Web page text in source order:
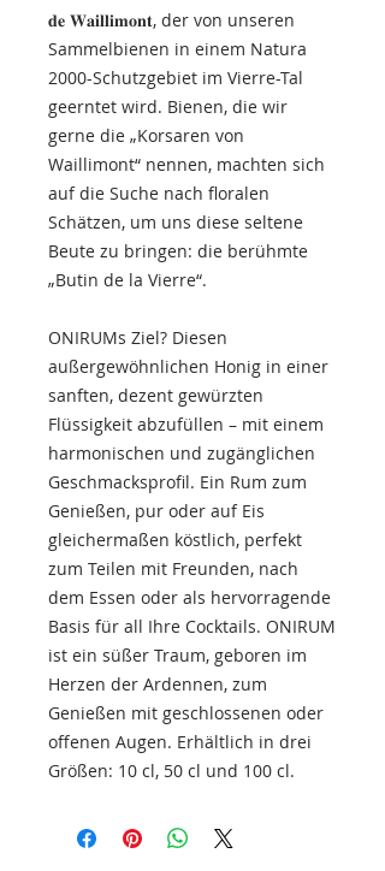
𝐝𝐞 𝐖𝐚𝐢𝐥𝐥𝐢𝐦𝐨𝐧𝐭, der von unseren
Sammelbienen in einem Natura
2000-Schutzgebiet im Vierre-Tal
geerntet wird. Bienen, die wir
gerne die „Korsaren von
Waillimont“ nennen, machten sich
auf die Suche nach floralen
Schätzen, um uns diese seltene
Beute zu bringen: die berühmte
„Butin de la Vierre“.
ONIRUMs Ziel? Diesen
außergewöhnlichen Honig in einer
sanften, dezent gewürzten
Flüssigkeit abzufüllen – mit einem
harmonischen und zugänglichen
Geschmacksprofil. Ein Rum zum
Genießen, pur oder auf Eis
gleichermaßen köstlich, perfekt
zum Teilen mit Freunden, nach
dem Essen oder als hervorragende
Basis für all Ihre Cocktails. ONIRUM
ist ein süßer Traum, geboren im
Herzen der Ardennen, zum
Genießen mit geschlossenen oder
offenen Augen. Erhältlich in drei
Größen: 10 cl, 50 cl und 100 cl.